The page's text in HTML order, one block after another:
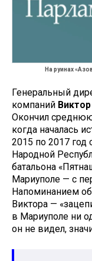
На руинах
Генеральный
компаний
Окончил
когда началась
2015 по 2017 год
Народной
батальона
Мариуполе — с
Напоминанием
Виктора —
в Мариуполе ни
он не видел,